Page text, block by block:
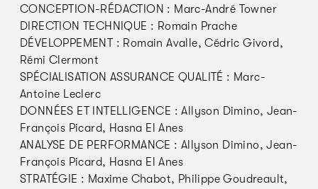
CONCEPTION-RÉDACTION : Marc-André Towner
DIRECTION TECHNIQUE : Romain Prache
DÉVELOPPEMENT : Romain Avalle, Cédric Givord,
Rémi Clermont
SPÉCIALISATION ASSURANCE QUALITÉ : Marc-
Antoine Leclerc
DONNÉES ET INTELLIGENCE : Allyson Dimino, Jean-
François Picard, Hasna El Anes
ANALYSE DE PERFORMANCE : Allyson Dimino, Jean-
François Picard, Hasna El Anes
STRATÉGIE : Maxime Chabot, Philippe Goudreault,